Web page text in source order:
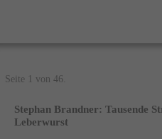
Seite 1 von 46.
Stephan Brandner: Tausende
Leberwurst